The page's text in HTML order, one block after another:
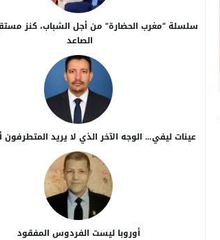
سلسلة “مغرب الحضارة” من أجل ​الشباب، كنز
الصاعد
عينات ليفي… الوجه الآخر الذي لا يريد
أوروبا ليست الفردوس المفقود